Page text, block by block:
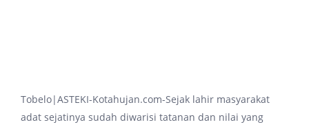
Tobelo|ASTEKI-Kotahujan.com-Sejak lahir masyarakat
adat sejatinya sudah diwarisi tatanan dan nilai yang